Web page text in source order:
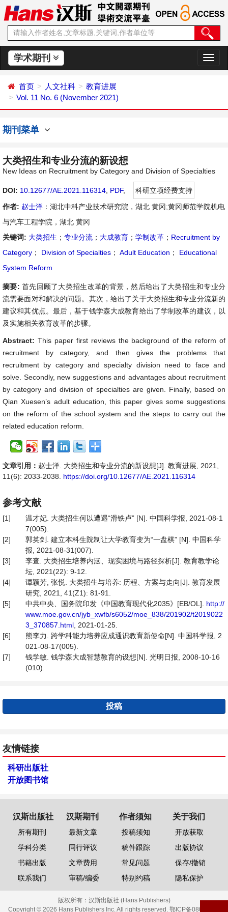
学术期刊
切
换
首页 人文社科
教育进展
Vol. 11 No. 6 (November 2021)
期刊菜单
大类招生和专业分流的新设想
New Ideas on Recruitment by Category and Division of Specialties
DOI: 10.12677/AE.2021.116314 PDF,
科研立项经费支持
作者: 赵士洋 ：湖北中科产业技术研究院，湖北 黄冈;黄冈师范学院机电
与汽车工程学院，湖北 黄冈
关键词: 大类招生 ； 专业分流 ； 大成教育 ； 学制改革 ； Recruitment by
Category ； Division of Specialties ； Adult Education ；
Educational
System Reform
摘要: 首先回顾了大类招生改革的背景，然后给出了大类招生和专业分
流需要面对和解决的问题。其次，给出了关于大类招生和专业分流新的
建议和其优点。最后，基于钱学森大成教育给出了学制改革的建议，以
及实施相关教育改革的步骤。
Abstract: This paper first reviews the background of the reform of
recruitment by category, and then gives the problems that
recruitment by category and specialty division need to face and
solve. Secondly, new suggestions and advantages about recruitment
by category and division of specialties are given. Finally, based on
Qian Xuesen’s adult education, this paper gives some suggestions
on the reform of the school system and the steps to carry out the
related education reform.
文章引用： 赵士洋. 大类招生和专业分流的新设想[J]. 教育进展, 2021,
11(6): 2033-2038. https://doi.org/10.12677/AE.2021.116314
参考文献
[1]
温才妃. 大类招生何以遭遇“滑铁卢” [N]. 中国科学报, 2021-08-1
7(005).
[2]
郭英剑. 建立本科生院制让大学教育变为“一盘棋” [N]. 中国科学
报, 2021-08-31(007).
[3]
李查. 大类招生培养内涵、现实困境与路径探析[J]. 教育教学论
坛, 2021(22): 9-12.
[4]
谭颖芳, 张悦. 大类招生与培养: 历程、方案与走向[J]. 教育发展
研究, 2021, 41(Z1): 81-91.
[5]
中共中央、国务院印发《中国教育现代化2035》[EB/OL]. http://
www.moe.gov.cn/jyb_xwfb/s6052/moe_838/201902/t2019022
3_370857.html , 2021-01-25.
[6]
熊李力. 跨学科能力培养应成通识教育新使命[N]. 中国科学报, 2
021-08-17(005).
[7]
钱学敏. 钱学森大成智慧教育的设想[N]. 光明日报, 2008-10-16
(010).
投稿
友情链接
科研出版社
开放图书馆
汉斯出版社
所有期刊
学科分类
书籍出版
联系我们
汉斯期刊
最新文章
同行评议
文章费用
审稿/编委
作者须知
投稿须知
稿件跟踪
常见问题
特别约稿
关于我们
开放获取
出版协议
保存/撤销
隐私保护
版权所有： 汉斯出版社 (Hans Publishers)
Copyright © 2026 Hans Publishers Inc. All rights reserved. 鄂ICP备08006613